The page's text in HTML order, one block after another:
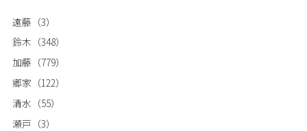
遠藤 （3）
鈴木 （348）
加藤 （779）
郷家 （122）
清水 （55）
瀬戸 （3）